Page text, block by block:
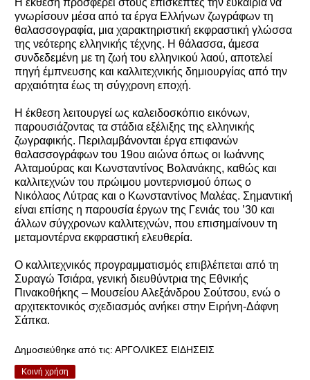
γνωρίσουν μέσα από τα έργα Ελλήνων ζωγράφων τη
θαλασσογραφία, μια χαρακτηριστική εκφραστική γλώσσα
της νεότερης ελληνικής τέχνης. Η θάλασσα, άμεσα
συνδεδεμένη με τη ζωή του ελληνικού λαού, αποτελεί
πηγή έμπνευσης και καλλιτεχνικής δημιουργίας από την
αρχαιότητα έως τη σύγχρονη εποχή.
Η έκθεση λειτουργεί ως καλειδοσκόπιο εικόνων,
παρουσιάζοντας τα στάδια εξέλιξης της ελληνικής
ζωγραφικής. Περιλαμβάνονται έργα επιφανών
θαλασσογράφων του 19ου αιώνα όπως οι Ιωάννης
Αλταμούρας και Κωνσταντίνος Βολανάκης, καθώς και
καλλιτεχνών του πρώιμου μοντερνισμού όπως ο
Νικόλαος Λύτρας και ο Κωνσταντίνος Μαλέας. Σημαντική
είναι επίσης η παρουσία έργων της Γενιάς του ’30 και
άλλων σύγχρονων καλλιτεχνών, που επισημαίνουν τη
μεταμοντέρνα εκφραστική ελευθερία.
Ο καλλιτεχνικός προγραμματισμός επιβλέπεται από τη
Συραγώ Τσιάρα, γενική διευθύντρια της Εθνικής
Πινακοθήκης – Μουσείου Αλεξάνδρου Σούτσου, ενώ ο
αρχιτεκτονικός σχεδιασμός ανήκει στην Ειρήνη-Δάφνη
Σάπκα.
Δημοσιεύθηκε από τις: ΑΡΓΟΛΙΚΕΣ ΕΙΔΗΣΕΙΣ
Κοινή χρήση